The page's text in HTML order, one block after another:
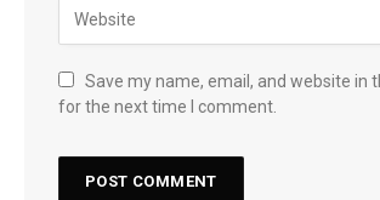
Save my name, email, and website in
for the next time I comment.